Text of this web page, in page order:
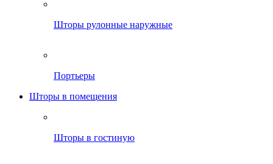
Шторы рулонные наружные
Портьеры
Шторы в помещения
Шторы в гостиную